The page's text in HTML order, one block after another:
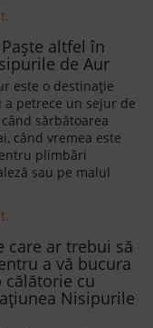
altfel în
de Aur
este o destinație
petrece un sejur de
sărbătoarea
când vremea este
plimbări
sau pe malul
care ar trebui să
a vă bucura
cu
Nisipurile